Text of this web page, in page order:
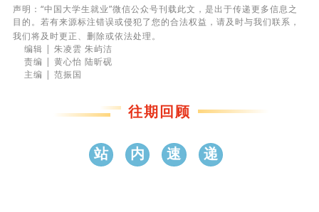
声明：“中国大学生就业”微信公众号刊载此文，是出于传递更多信息之
目的。若有来源标注错误或侵犯了您的合法权益，请及时与我们联系，
我们将及时更正、删除或依法处理。
编辑 | 朱凌雲 朱屿洁
责编 | 黄心怡 陆昕砚
主编 | 范振国
往期回顾
站 内 速 递